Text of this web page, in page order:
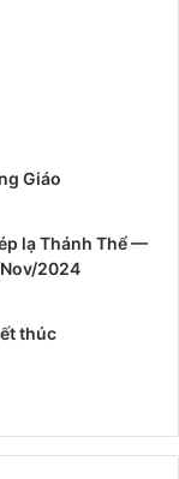
Giáo
lạ Thánh Thể —
2024
thúc